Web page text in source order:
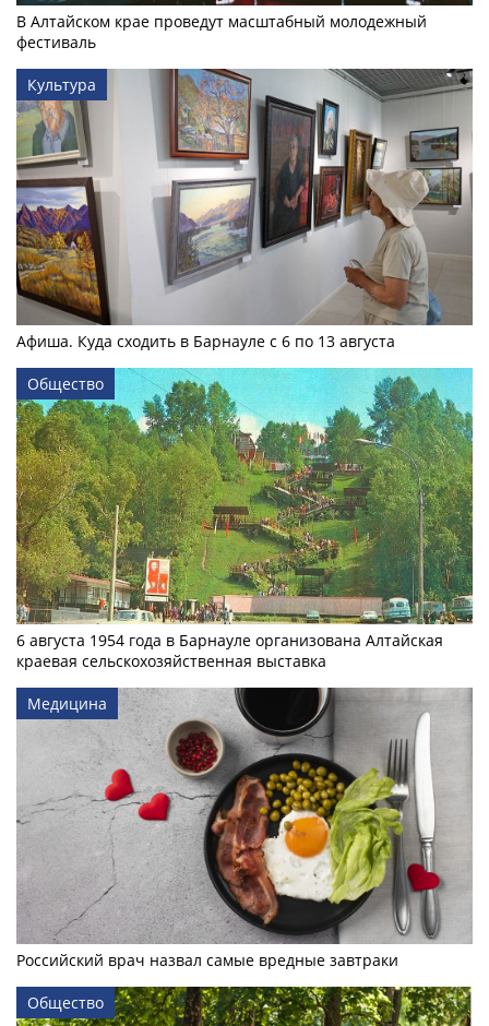
В Алтайском крае проведут масштабный молодежный
фестиваль
Культура
Афиша. Куда сходить в Барнауле с 6 по 13 августа
Общество
6 августа 1954 года в Барнауле организована Алтайская
краевая сельскохозяйственная выставка
Медицина
Российский врач назвал самые вредные завтраки
Общество